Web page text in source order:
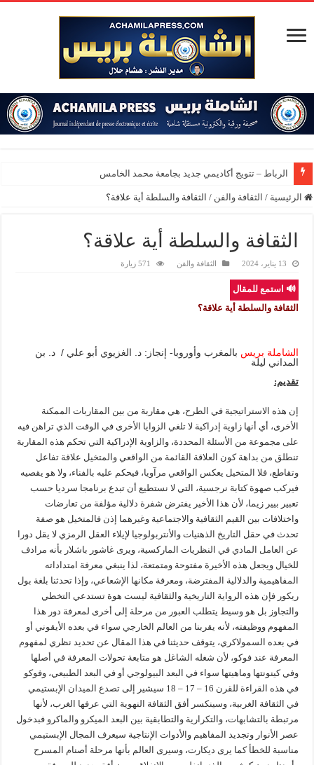
المؤس
الرئيسية / الثقافة والفن / الثقافة والسلطة أية علاقة؟
الثقافة والسلطة أية علاقة؟
13 يناير، 2024 الثقافة والفن 571 زيارة
🔊 استمع للمقال
الثقافة والسلطة أية علاقة؟
الشاملة بريس بالمغرب وأوروبا- إنجاز: د. الغزيوي أبو علي / د. بن
المداني ليلة
تقديم:
إن هذه الاستراتيجية في الطرح، هي مقاربة من بين المقاربات الممكنة
الأخرى، أي أنها زاوية إدراكية لا تلغي الزوايا الأخرى في الوقت الذي تراهن فيه
على مجموعة من الأسئلة المحددة، والزاوية الإدراكية التي تحكم هذه المقاربة
تنطلق من بداهة كون العلاقة القائمة من الواقعي والمتخيل علاقة تفاعل
وتقاطع، فلا المتخيل يعكس الواقعي مرآويا، فيحكم عليه بالفناء، ولا هو يقصيه
فيركب صهوة كتابة نرجسية، التي لا نستطيع أن تبدع برنامجا سرديا حسب
تعبير بيير زيما، لأن هذا الأخير يفترض شفرة دلالية مؤلفة من تعارضات
واختلافات بين القيم الثقافية والاجتماعية وغيرهما إذن فالمتخيل هو صفة
تحدث في حقل التاريخ الذهنيات والأنتربولوجيا لإيلاء العقل الرمزي لا يقل دورا
عن العامل المادي في النظريات الماركسية، ويرى غاشور باشلار بأنه مرادف
للخيال ويجعل هذه الأخيرة مفتوحة ومتمتعة، لذا ينبغي معرفة امتداداته
المفاهيمية والدلالية المفترضة، ومعرفة مكانها الإشعاعي، وإذا تحدثنا بلغة بول
ريكور فإن هذه الرواية التاريخية والثقافية ليست هوة تستدعي التخطي
والتجاوز بل هو وسيط يتطلب العبور من مرحلة إلى أخرى لمعرفة دور هذا
المفهوم ووظيفته، لأنه يقربنا من العالم الخارجي سواء في بعده الأيقوني أو
في بعده السمولاكري، يتوقف حديثنا في هذا المقال عن تحديد نظري لمفهوم
المعرفة عند فوكو، لأن شغله الشاغل هو متابعة تحولات المعرفة في أصلها
وفي كينونتها وماهيتها سواء في البعد البيولوجي أو في البعد الطبيعي، وفوكو
في هذه القراءة للقرن 16 – 17 – 18 سيشير إلى تصدع الميدان الإبستيمي
في الثقافة الغربية، وسينكسر أفق الثقافة النهوية التي عرفها الغرب، لأنها
مرتبطة بالتشابهات، والتكرارية والتطابقية بين البعد الميكرو والماكرو فبدخول
عصر الأنوار وتجديد المفاهيم والأدوات الإنتاجية سيعرف المجال الإبستيمي
مناسبة للخطأ كما يرى ديكارت، وسيرى العالم بأنها مرحلة أصنام المسرح